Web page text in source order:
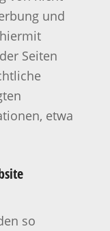
und
Seiten
etwa
so